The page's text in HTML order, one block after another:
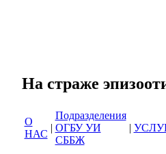
На страже
О
НАС
|
Подразделения
ОГБУ УИ
СББЖ
|